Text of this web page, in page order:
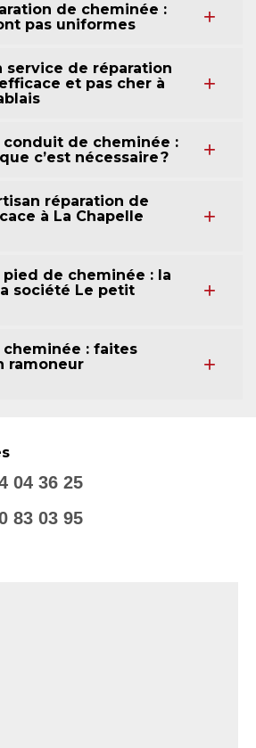
de cheminée :
pas uniformes
service de réparation
et pas cher à
conduit de cheminée :
c’est nécessaire ?
réparation de
à La Chapelle
pied de cheminée : la
société Le petit
cheminée : faites
ramoneur
04 36 25
83 03 95